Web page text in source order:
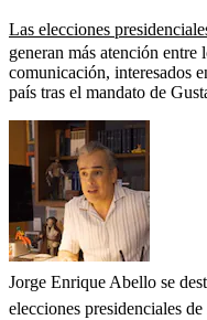
Las elecciones
generan más atención
comunicación, interesados
país tras el mandato de
Jorge Enrique Abello se
elecciones presidenciales